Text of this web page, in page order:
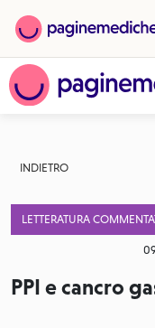
INDIETRO
LETTERATURA
PPI e cancro